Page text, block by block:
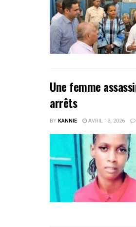
Une femme
arrêts
BYKANNIE AVRIL 13, 2026